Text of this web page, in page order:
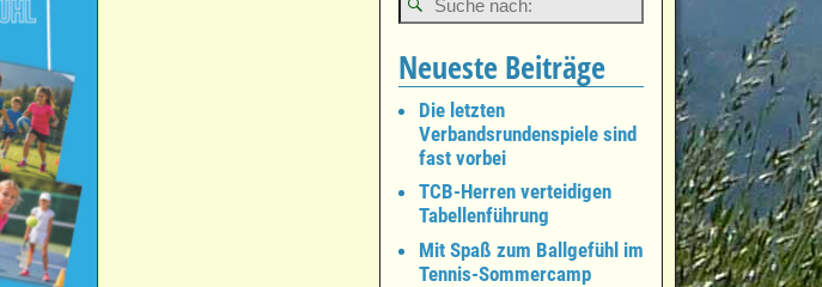
Neueste Beiträge
Die letzten
Verbandsrundenspiele sind
fast vorbei
TCB-Herren verteidigen
Tabellenführung
Mit Spaß zum Ballgefühl im
Tennis-Sommercamp